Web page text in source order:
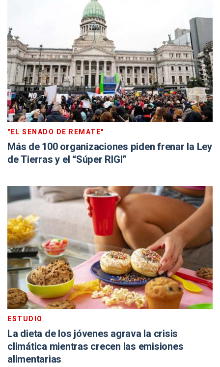
"EL SENADO DE REMATE"
Más de 100 organizaciones piden frenar la Ley
de Tierras y el “Súper RIGI”
ESTUDIO
La dieta de los jóvenes agrava la crisis
climática mientras crecen las emisiones
alimentarias